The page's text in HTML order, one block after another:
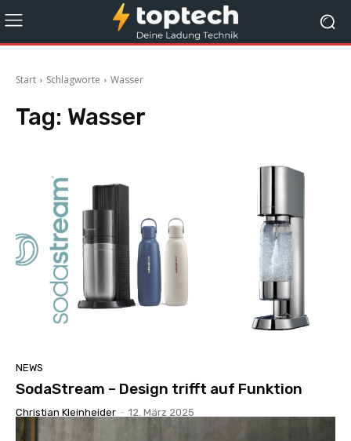
Start Schlagworte Wasser
Tag: Wasser
NEWS
SodaStream – Design trifft auf Funktion
Christian Kleinheider - 12. März 2025